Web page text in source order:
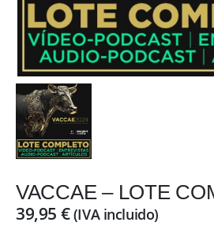
VACCAE – LOTE
39,95 € (IVA incluido)